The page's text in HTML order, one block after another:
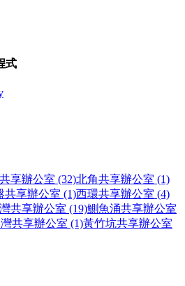
式
享辦公室 (32)北角共享辦公室 (1)
共享辦公室 (1)西環共享辦公室 (4)
共享辦公室 (19)鰂魚涌共享辦公室
共享辦公室 (1)黃竹坑共享辦公室